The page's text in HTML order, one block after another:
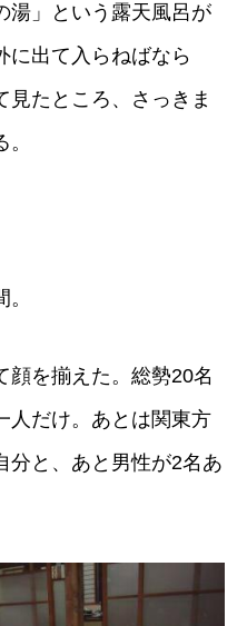
湯」という露天風呂が
に出て入らねばなら
見たところ、さっきま
顔を揃えた。総勢20名
人だけ。あとは関東方
分と、あと男性が2名あ